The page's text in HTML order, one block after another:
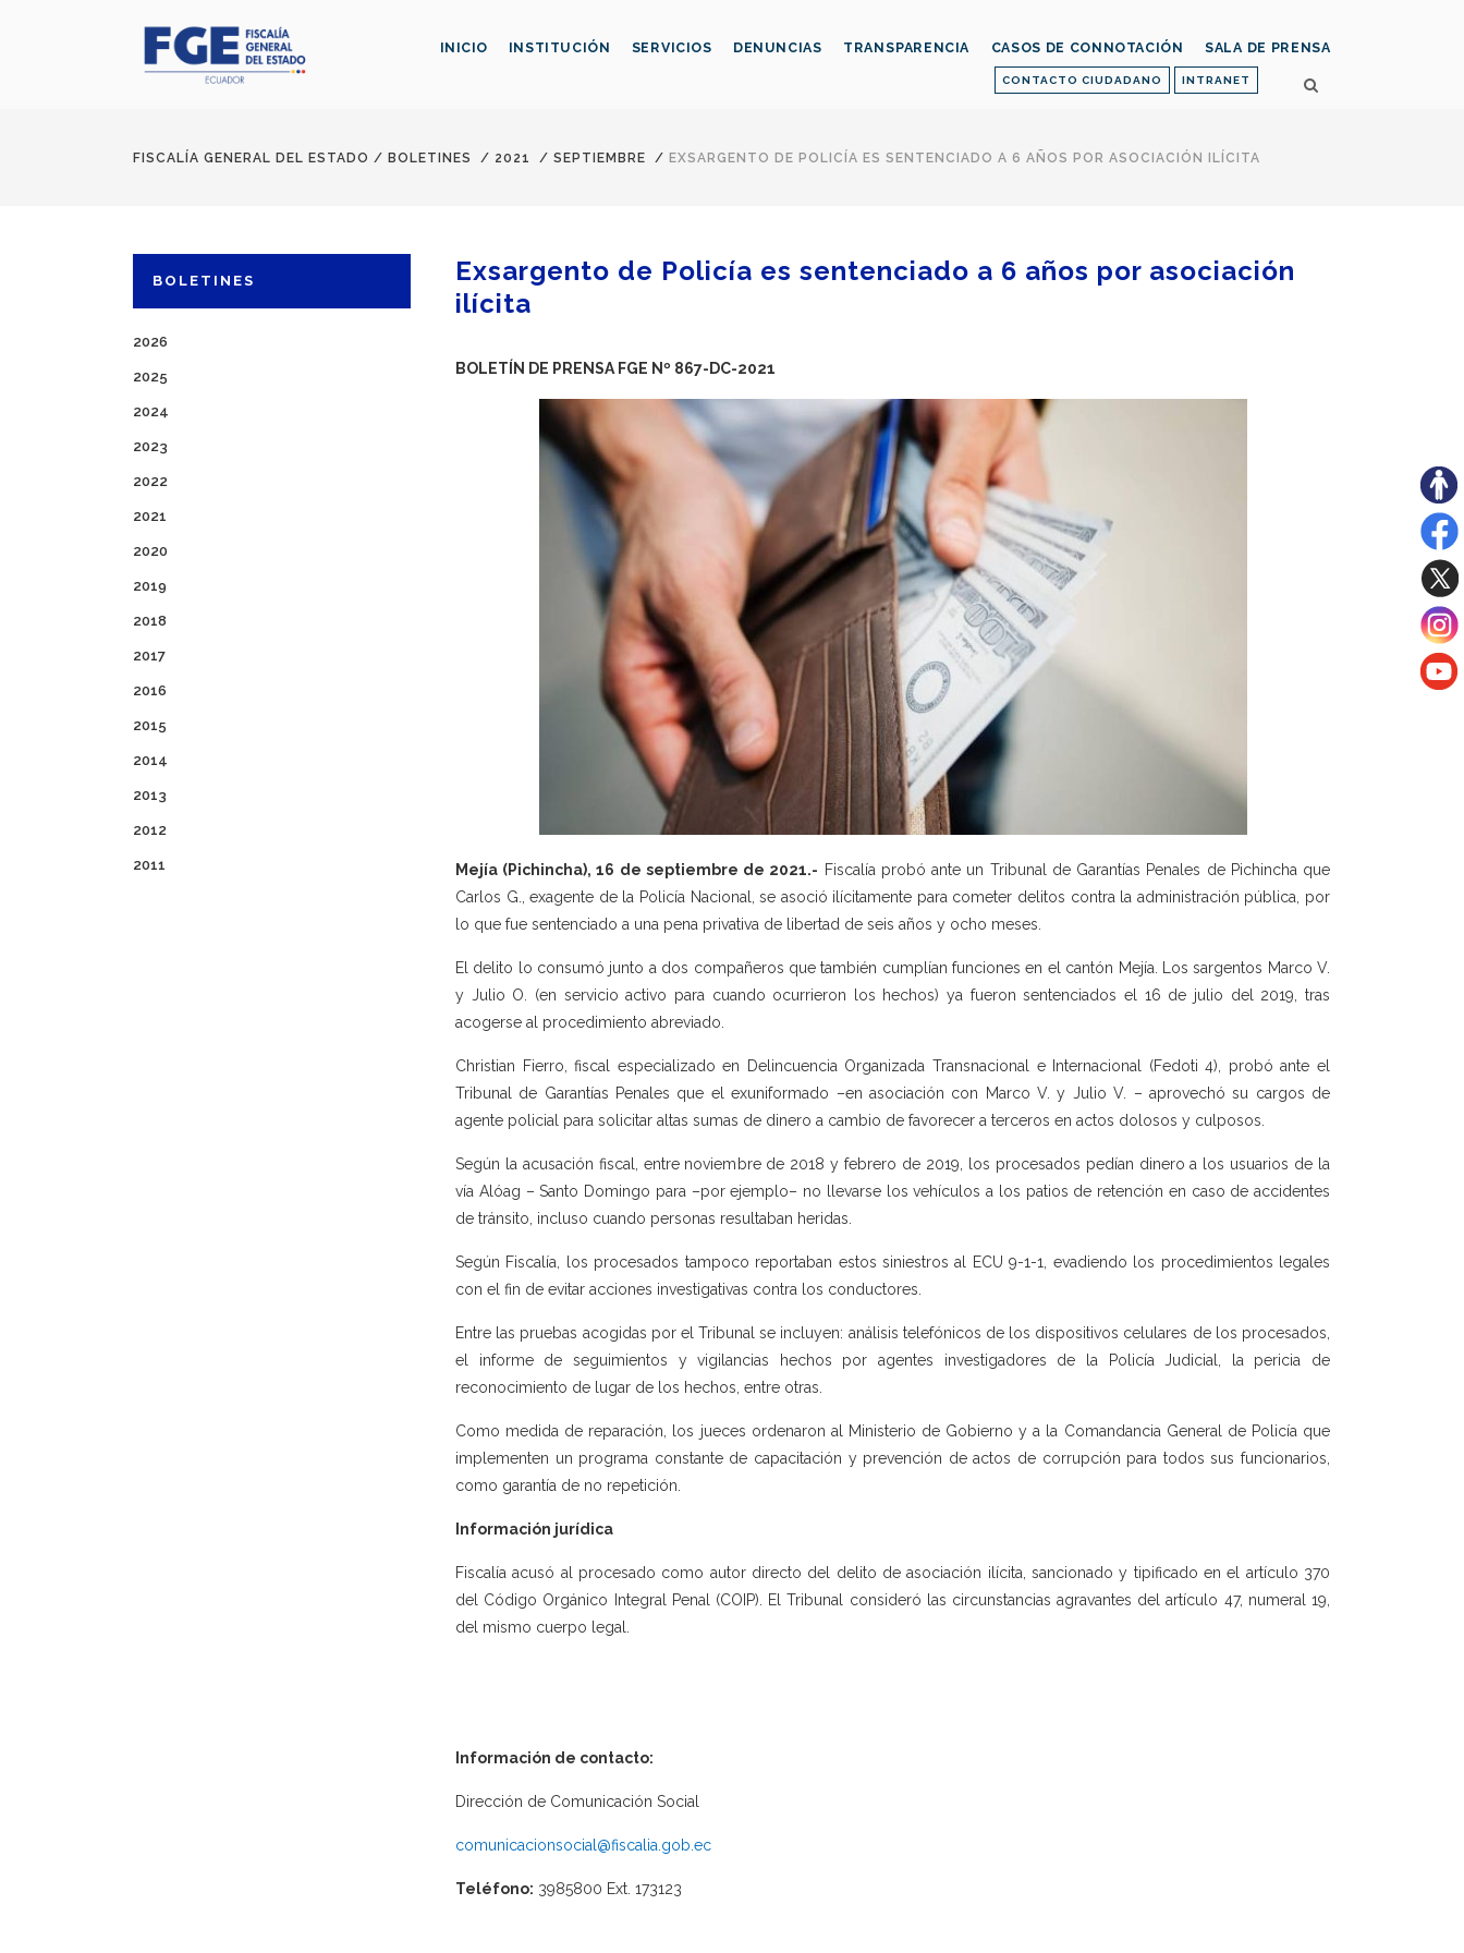
CONTACTO CIUDADANO INTRANET
INICIO INSTITUCIÓN SERVICIOS DENUNCIAS TRANSPARENCIA CASOS DE CONNOTACIÓN SALA DE PRENSA
FISCALÍA GENERAL DEL ESTADO / BOLETINES / 2021 / SEPTIEMBRE / EXSARGENTO DE POLICÍA ES SENTENCIADO A 6 AÑOS POR ASOCIACIÓN ILÍCITA
BOLETINES
2026
2025
2024
2023
2022
2021
2020
2019
2018
2017
2016
2015
2014
2013
2012
2011
Exsargento de Policía es sentenciado a 6 años por asociación
ilícita
BOLETÍN DE PRENSA FGE Nº 867-DC-2021
Mejía (Pichincha), 16 de septiembre de 2021.- Fiscalía probó ante un Tribunal de Garantías Penales de Pichincha que
Carlos G., exagente de la Policía Nacional, se asoció ilícitamente para cometer delitos contra la administración pública, por
lo que fue sentenciado a una pena privativa de libertad de seis años y ocho meses.
El delito lo consumó junto a dos compañeros que también cumplían funciones en el cantón Mejía. Los sargentos Marco V.
y Julio O. (en servicio activo para cuando ocurrieron los hechos) ya fueron sentenciados el 16 de julio del 2019, tras
acogerse al procedimiento abreviado.
Christian Fierro, fiscal especializado en Delincuencia Organizada Transnacional e Internacional (Fedoti 4), probó ante el
Tribunal de Garantías Penales que el exuniformado –en asociación con Marco V. y Julio V. – aprovechó su cargos de
agente policial para solicitar altas sumas de dinero a cambio de favorecer a terceros en actos dolosos y culposos.
Según la acusación fiscal, entre noviembre de 2018 y febrero de 2019, los procesados pedían dinero a los usuarios de la
vía Alóag – Santo Domingo para –por ejemplo– no llevarse los vehículos a los patios de retención en caso de accidentes
de tránsito, incluso cuando personas resultaban heridas.
Según Fiscalía, los procesados tampoco reportaban estos siniestros al ECU 9-1-1, evadiendo los procedimientos legales
con el fin de evitar acciones investigativas contra los conductores.
Entre las pruebas acogidas por el Tribunal se incluyen: análisis telefónicos de los dispositivos celulares de los procesados,
el informe de seguimientos y vigilancias hechos por agentes investigadores de la Policía Judicial, la pericia de
reconocimiento de lugar de los hechos, entre otras.
Como medida de reparación, los jueces ordenaron al Ministerio de Gobierno y a la Comandancia General de Policía que
implementen un programa constante de capacitación y prevención de actos de corrupción para todos sus funcionarios,
como garantía de no repetición.
Información jurídica
Fiscalía acusó al procesado como autor directo del delito de asociación ilícita, sancionado y tipificado en el artículo 370
del Código Orgánico Integral Penal (COIP). El Tribunal consideró las circunstancias agravantes del artículo 47, numeral 19,
del mismo cuerpo legal.
Información de contacto:
Dirección de Comunicación Social
comunicacionsocial@fiscalia.gob.ec
Teléfono: 3985800 Ext. 173123